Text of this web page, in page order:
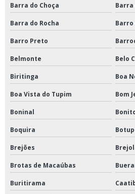
Manutenção de ar condicionado central
Manutenção de ar condicionado chiller
Manutenção de ar condicionado comercial
Manutenção de ar condicionado para
Manutenção de ar condicionado pmoc
Manutenção de ar condicionado preço
Manutenção de ar condicionado quanto
Manutenção de ar condicionado self
Barra do Choça Barra
Barra do Rocha Barro
Barro Preto
Belmonte Belo
Biritinga Boa
Boa Vista do Tupim Bom
Boninal
Boquira
Brejões
Brotas de Macaúbas
Buritirama